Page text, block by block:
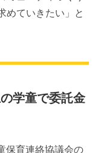
めていきたい」と
学童で委託金
保育連絡協議会の